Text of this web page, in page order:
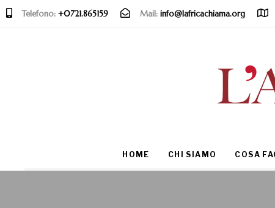
Telefono: +0721.865159 Mail: info@lafricachiama.org
HOME CHI SIAMO COSA